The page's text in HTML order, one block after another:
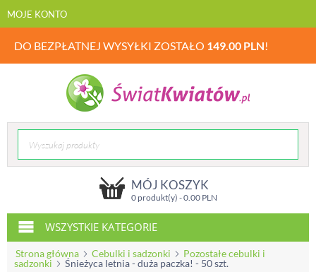
MOJE KONTO
DO BEZPŁATNEJ WYSYŁKI ZOSTAŁO 149.00 PLN!
MÓJ KOSZYK
0 produkt(y) -0.00PLN
WSZYSTKIE KATEGORIE
Strona główna Cebulki i sadzonki
Pozostałe cebulki i
sadzonki
Śnieżyca letnia - duża paczka! - 50 szt.